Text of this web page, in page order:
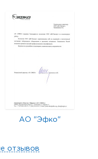
АО "Эфко"
отзывов